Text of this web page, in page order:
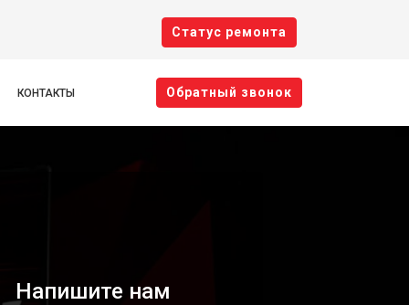
Cтатус ремонта
КОНТАКТЫ Oбратный звонок
Напишите нам